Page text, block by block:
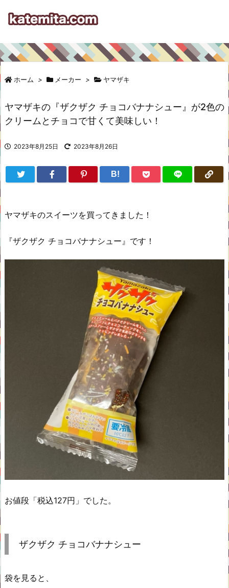
ホーム > メーカー > ヤマザキ
ヤマザキの『ザクザク チョコバナナシュー』が2色の
クリームとチョコで甘くて美味しい！
2023年8月25日 2023年8月26日
B!
ヤマザキのスイーツを買ってきました！
『ザクザク チョコバナナシュー』です！
お値段「税込127円」でした。
ザクザク チョコバナナシュー
袋を見ると、